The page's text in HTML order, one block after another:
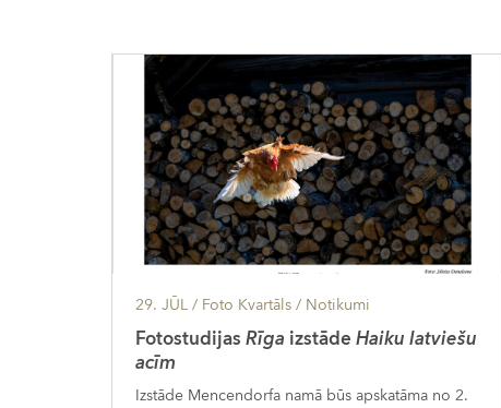
29. JŪL / Foto Kvartāls / Notikumi
Fotostudijas Rīga izstāde Haiku latviešu
acīm
Izstāde Mencendorfa namā būs apskatāma no 2.